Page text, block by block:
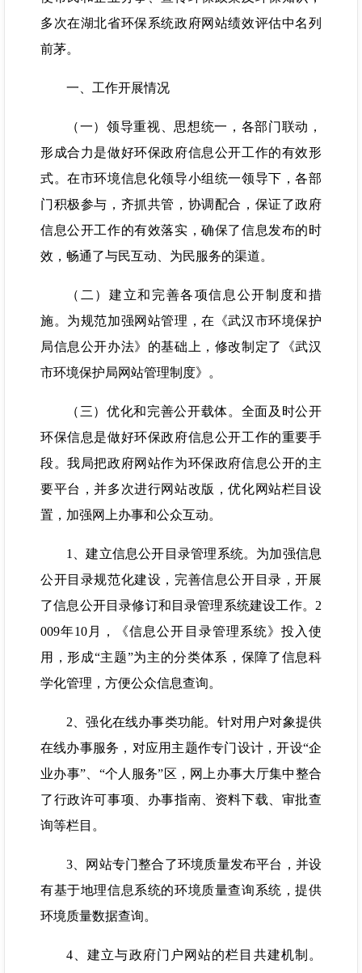
多次在湖北省环保系统政府网站绩效评估中名列
前茅。
一、工作开展情况
（一）领导重视、思想统一，各部门联动，
形成合力是做好环保政府信息公开工作的有效形
式。在市环境信息化领导小组统一领导下，各部
门积极参与，齐抓共管，协调配合，保证了政府
信息公开工作的有效落实，确保了信息发布的时
效，畅通了与民互动、为民服务的渠道。
（二）建立和完善各项信息公开制度和措
施。为规范加强网站管理，在《武汉市环境保护
局信息公开办法》的基础上，修改制定了《武汉
市环境保护局网站管理制度》。
（三）优化和完善公开载体。全面及时公开
环保信息是做好环保政府信息公开工作的重要手
段。我局把政府网站作为环保政府信息公开的主
要平台，并多次进行网站改版，优化网站栏目设
置，加强网上办事和公众互动。
1、建立信息公开目录管理系统。为加强信息
公开目录规范化建设，完善信息公开目录，开展
了信息公开目录修订和目录管理系统建设工作。2
009年10月，《信息公开目录管理系统》投入使
用，形成“主题”为主的分类体系，保障了信息科
学化管理，方便公众信息查询。
2、强化在线办事类功能。针对用户对象提供
在线办事服务，对应用主题作专门设计，开设“企
业办事”、“个人服务”区，网上办事大厅集中整合
了行政许可事项、办事指南、资料下载、审批查
询等栏目。
3、网站专门整合了环境质量发布平台，并设
有基于地理信息系统的环境质量查询系统，提供
环境质量数据查询。
4、建立与政府门户网站的栏目共建机制。